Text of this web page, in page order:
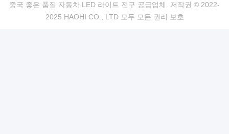
중국 좋은 품질 자동차 LED 라이트 전구 공급업체. 저작권 © 2022-
2025 HAOHI CO., LTD 모두 모든 권리 보호